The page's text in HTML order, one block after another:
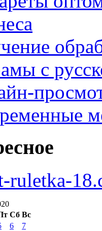
с
ruletka-
Сб Вс
6
7